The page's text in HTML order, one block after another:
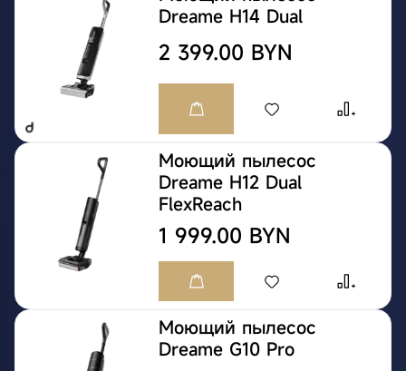
Dreame H14 Dual
2 399.00 BYN
Моющий пылесос
Dreame H12 Dual
FlexReach
1 999.00 BYN
Моющий пылесос
Dreame G10 Pro